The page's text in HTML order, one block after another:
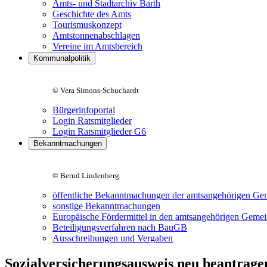
Amts- und Stadtarchiv Barth
Geschichte des Amts
Tourismuskonzept
Amtstonnenabschlagen
Vereine im Amtsbereich
Kommunalpolitik
© Vera Simons-Schuchardt
Bürgerinfoportal
Login Ratsmitglieder
Login Ratsmitglieder G6
Bekanntmachungen
© Bernd Lindenberg
öffentliche Bekanntmachungen der amtsangehörigen
sonstige Bekanntmachungen
Europäische Fördermittel in den amtsangehörigen
Beteiligungsverfahren nach BauGB
Ausschreibungen und Vergaben
Sozialversicherungsausweis neu